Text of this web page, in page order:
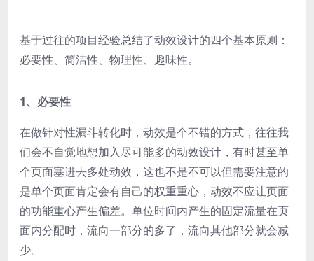
基于过往的项目经验总结了动效设计的四个基本原则：
必要性、简洁性、物理性、趣味性。
1、必要性
在做针对性漏斗转化时，动效是个不错的方式，往往我
们会不自觉地想加入尽可能多的动效设计，有时甚至单
个页面塞进去多处动效，这也不是不可以但需要注意的
是单个页面肯定会有自己的权重重心，动效不应让页面
的功能重心产生偏差。单位时间内产生的固定流量在页
面内分配时，流向一部分的多了，流向其他部分就会减
少。